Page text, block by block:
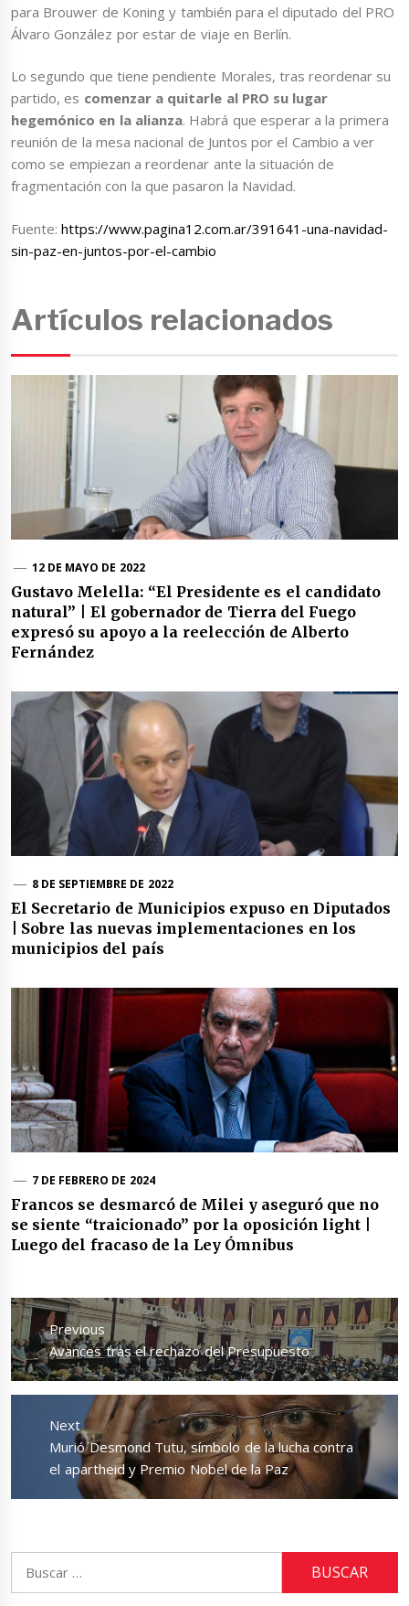
para Brouwer de Koning y también para el diputado del PRO
Álvaro González por estar de viaje en Berlín.
Lo segundo que tiene pendiente Morales, tras reordenar su
partido, es comenzar a quitarle al PRO su lugar
hegemónico en la alianza. Habrá que esperar a la primera
reunión de la mesa nacional de Juntos por el Cambio a ver
como se empiezan a reordenar ante la situación de
fragmentación con la que pasaron la Navidad.
Fuente:https://www.pagina12.com.ar/391641-una-navidad-
sin-paz-en-juntos-por-el-cambio
Artículos relacionados
12 DE MAYO DE 2022
Gustavo Melella: “El Presidente es el candidato
natural” | El gobernador de Tierra del Fuego
expresó su apoyo a la reelección de Alberto
Fernández
8 DE SEPTIEMBRE DE 2022
El Secretario de Municipios expuso en Diputados
| Sobre las nuevas implementaciones en los
municipios del país
7 DE FEBRERO DE 2024
Francos se desmarcó de Milei y aseguró que no
se siente “traicionado” por la oposición light |
Luego del fracaso de la Ley Ómnibus
Navegación
de
entradas
Previous
Previous
post:
Avances tras el rechazo del Presupuesto
Next
Next
post:
Murió Desmond Tutu, símbolo de la lucha contra
el apartheid y Premio Nobel de la Paz